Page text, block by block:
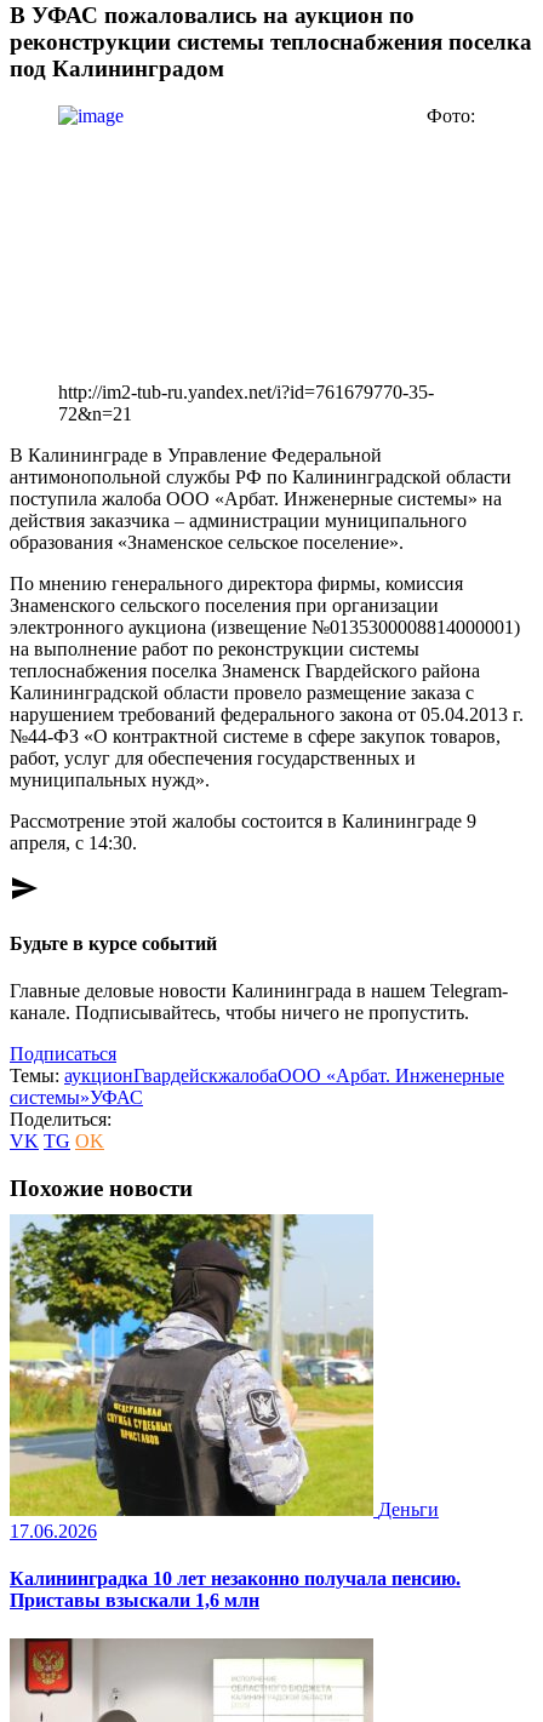
В УФАС пожаловались на аукцион по
реконструкции системы теплоснабжения поселка
под Калининградом
Фото:
http://im2-tub-ru.yandex.net/i?id=761679770-35-
72&n=21
В Калининграде в Управление Федеральной
антимонопольной службы РФ по Калининградской области
поступила жалоба ООО «Арбат. Инженерные системы» на
действия заказчика – администрации муниципального
образования «Знаменское сельское поселение».
По мнению генерального директора фирмы, комиссия
Знаменского сельского поселения при организации
электронного аукциона (извещение №0135300008814000001)
на выполнение работ по реконструкции системы
теплоснабжения поселка Знаменск Гвардейского района
Калининградской области провело размещение заказа с
нарушением требований федерального закона от 05.04.2013 г.
№44-ФЗ «О контрактной системе в сфере закупок товаров,
работ, услуг для обеспечения государственных и
муниципальных нужд».
Рассмотрение этой жалобы состоится в Калининграде 9
апреля, с 14:30.
send
Будьте в курсе событий
Главные деловые новости Калининграда в нашем Telegram-
канале. Подписывайтесь, чтобы ничего не пропустить.
Подписаться
Темы: аукционГвардейскжалобаООО «Арбат. Инженерные
системы»УФАС
Поделиться:
VK TG OK
Похожие новости
Деньги
17.06.2026
Калининградка 10 лет незаконно получала пенсию.
Приставы взыскали 1,6 млн